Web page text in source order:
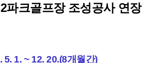
파크골프장 조성공사 연장
5. 1. ~ 12. 20.(8개월간)